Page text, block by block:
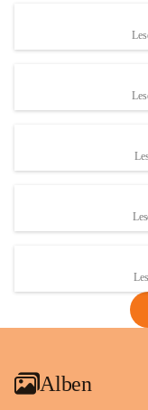
S
und den daraus
Maßnahmen zur
Rebe und der
Anhang VBl.
1 Seite•1,4 MB
VBl. EU Nr.
Alben